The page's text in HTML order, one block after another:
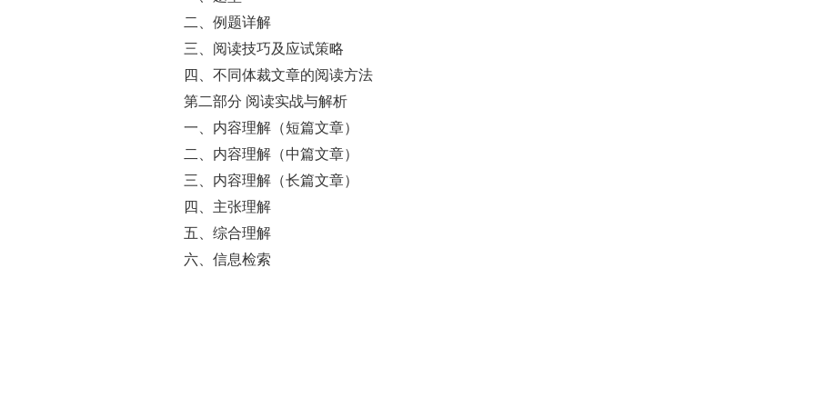
二、例题详解
三、阅读技巧及应试策略
四、不同体裁文章的阅读方法
第二部分 阅读实战与解析
一、内容理解（短篇文章）
二、内容理解（中篇文章）
三、内容理解（长篇文章）
四、主张理解
五、综合理解
六、信息检索